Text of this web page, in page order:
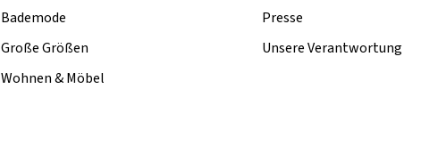
Bademode
Große Größen
Wohnen & Möbel
Presse
Unsere Verantwortung